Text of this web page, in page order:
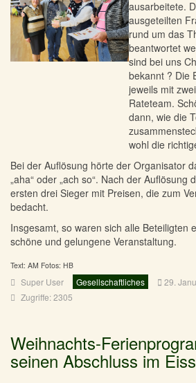
ausarbeitete.
ausgeteilten
rund um das
beantwortet
sind bei uns
bekannt ? Die
jeweils mit
Rateteam.
dann, wie die
wohl die
Bei der Auflösung hörte der Organisator
„aha“ oder „ach so“. Nach der Auflösung
ersten drei Sieger mit Preisen, die zum
bedacht.
Insgesamt, so waren sich alle Beteiligten
schöne und gelungene Veranstaltung.
Text: AM Fotos: HB
Super User Gesellschaftliches
29.
Zugriffe: 2305
Weihnachts-
seinen Abschluss im